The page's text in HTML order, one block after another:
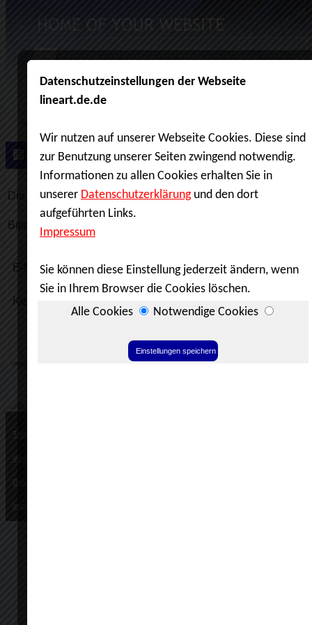
Die aktuelle Seite ist ein kennwortgesicherter Bereich.
Bitte geben Sie Ihre Zugangsdaten ein.
E-Mail:
Kennwort:
Telefon: 0629895844
WhatsApp
Datenschutzerklärung
Impressum